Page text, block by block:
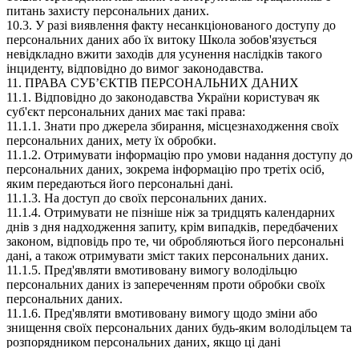
питань захисту персональних даних.
10.3. У разі виявлення факту несанкціонованого доступу до
персональних даних або їх витоку Школа зобов'язується
невідкладно вжити заходів для усунення наслідків такого
інциденту, відповідно до вимог законодавства.
11. ПРАВА СУБʼЄКТІВ ПЕРСОНАЛЬНИХ ДАНИХ
11.1. Відповідно до законодавства України користувач як
суб'єкт персональних даних має такі права:
11.1.1. Знати про джерела збирання, місцезнаходження своїх
персональних даних, мету їх обробки.
11.1.2. Отримувати інформацію про умови надання доступу до
персональних даних, зокрема інформацію про третіх осіб,
яким передаються його персональні дані.
11.1.3. На доступ до своїх персональних даних.
11.1.4. Отримувати не пізніше ніж за тридцять календарних
днів з дня надходження запиту, крім випадків, передбачених
законом, відповідь про те, чи обробляються його персональні
дані, а також отримувати зміст таких персональних даних.
11.1.5. Пред'являти вмотивовану вимогу володільцю
персональних даних із запереченням проти обробки своїх
персональних даних.
11.1.6. Пред'являти вмотивовану вимогу щодо зміни або
знищення своїх персональних даних будь-яким володільцем та
розпорядником персональних даних, якщо ці дані